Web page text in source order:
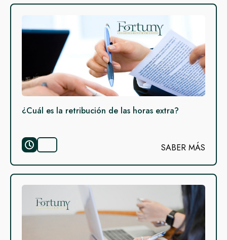
¿Cuál es la retribución de las horas extra?
SABER MÁS